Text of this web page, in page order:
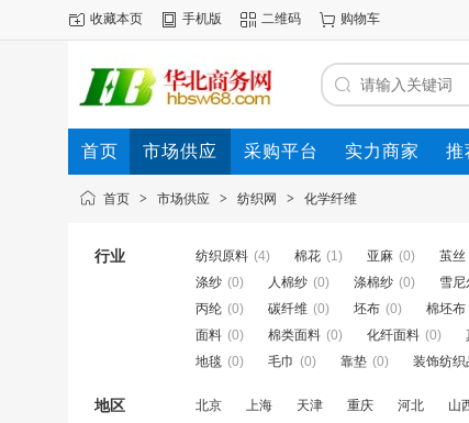
收藏本页 手机版 二维码 购物车
首页 市场供应 采购平台 实力商家 推
首页 > 市场供应 > 纺织网 > 化学纤维
行业 纺织原料 (4) 棉花 (1) 亚麻 (0) 茧丝
涤纱 (0) 人棉纱 (0) 涤棉纱 (0) 雪尼
丙纶 (0) 碳纤维 (0) 坯布 (0) 棉坯布
面料 (0) 棉类面料 (0) 化纤面料 (0)
地毯 (0) 毛巾 (0) 靠垫 (0) 装饰纺织
地区 北京 上海 天津 重庆 河北 山